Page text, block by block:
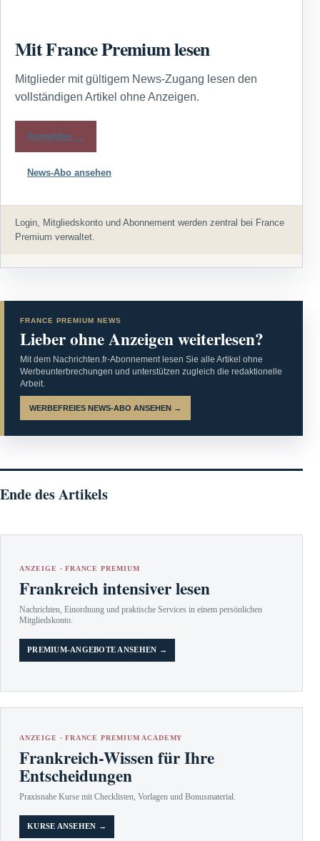
Mit France Premium lesen
Mitglieder mit gültigem News-Zugang lesen den
vollständigen Artikel ohne Anzeigen.
Anmelden →
News-Abo ansehen
Login, Mitgliedskonto und Abonnement werden zentral bei France
Premium verwaltet.
FRANCE PREMIUM NEWS
Lieber ohne Anzeigen weiterlesen?
Mit dem Nachrichten.fr-Abonnement lesen Sie alle Artikel ohne
Werbeunterbrechungen und unterstützen zugleich die redaktionelle
Arbeit.
WERBEFREIES NEWS-ABO ANSEHEN →
Ende des Artikels
ANZEIGE · FRANCE PREMIUM
Frankreich intensiver lesen
Nachrichten, Einordnung und praktische Services in einem persönlichen
Mitgliedskonto.
PREMIUM-ANGEBOTE ANSEHEN →
ANZEIGE · FRANCE PREMIUM ACADEMY
Frankreich-Wissen für Ihre
Entscheidungen
Praxisnahe Kurse mit Checklisten, Vorlagen und Bonusmaterial.
KURSE ANSEHEN →